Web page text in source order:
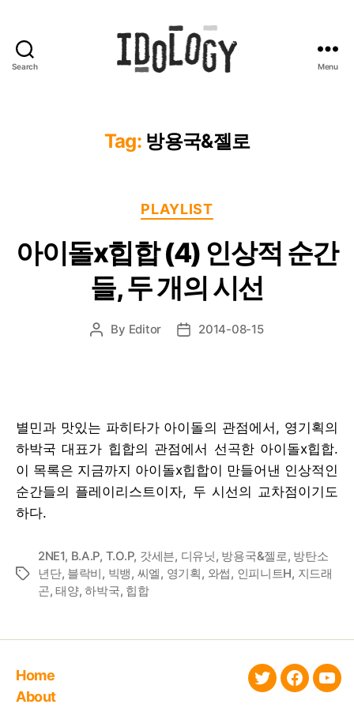
Search Menu
Tag: 방용국&젤로
Categories
PLAYLIST
아이돌x힙합 (4) 인상적 순간
들, 두 개의 시선
Post
By Editor
Post2014-08-15
별민과 맛있는 파히타가 아이돌의 관점에서, 영기획의
하박국 대표가 힙합의 관점에서 선곡한 아이돌x힙합.
이 목록은 지금까지 아이돌x힙합이 만들어낸 인상적인
순간들의 플레이리스트이자, 두 시선의 교차점이기도
하다.
Tags
2NE1, B.A.P, T.O.P, 갓세븐, 디유닛, 방용국&젤로, 방탄소
년단, 블락비, 빅뱅, 씨엘, 영기획, 와썹, 인피니트H, 지드래
곤,태양,하박국, 힙합
Home
About
twitter